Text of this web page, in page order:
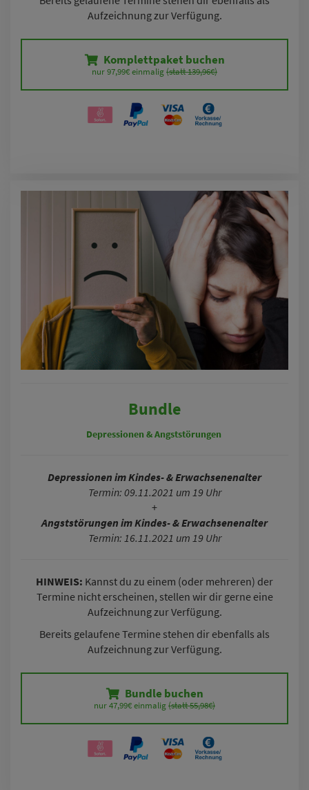
Aufzeichnung zur Verfügung.
Komplettpaket buchen
nur 97,99€ einmalig (statt 139,96€)
Bundle
Depressionen &Angststörungen
Depressionen im Kindes- & Erwachsenenalter
Termin: 09.11.2021 um 19 Uhr
+
Angststörungen im Kindes- & Erwachsenenalter
Termin: 16.11.2021 um 19 Uhr
HINWEIS: Kannst du zu einem (oder mehreren) der
Termine nicht erscheinen, stellen wir dir gerne eine
Aufzeichnung zur Verfügung.
Bereits gelaufene Termine stehen dir ebenfalls als
Aufzeichnung zur Verfügung.
Bundle buchen
nur 47,99€ einmalig (statt 55,98€)